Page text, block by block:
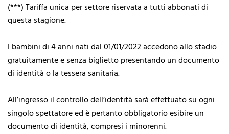
(***) Tariffa unica per settore riservata a tutti abbonati di
questa stagione.
I bambini di 4 anni nati dal 01/01/2022 accedono allo stadio
gratuitamente e senza biglietto presentando un documento
di identità o la tessera sanitaria.
All’ingresso il controllo dell’identità sarà effettuato su ogni
singolo spettatore ed è pertanto obbligatorio esibire un
documento di identità, compresi i minorenni.